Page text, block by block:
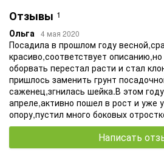
Отзывы 1
Ольга 4 мая 2020
Посадила в прошлом году
красиво,соответствует
оборвать перестал расти и стал
пришлось заменить грунт
саженец,згнилась шейка.В этом
апреле,активно пошел в рост и уже
опору,пустил много боковых
Написать